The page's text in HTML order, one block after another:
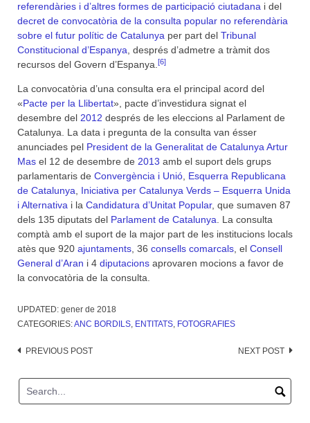
referendàries i d’altres formes de participació ciutadana i del
decret de convocatòria de la consulta popular no referendària
sobre el futur polític de Catalunya per part del Tribunal
Constitucional d’Espanya , després d’admetre a tràmit dos
recursos del Govern d’Espanya. [6]
La convocatòria d’una consulta era el principal acord del
«Pacte per la Llibertat», pacte d’investidura signat el
desembre del 2012 després de les eleccions al Parlament de
Catalunya. La data i pregunta de la consulta van ésser
anunciades pel President de la Generalitat de Catalunya Artur
Mas el 12 de desembre de 2013 amb el suport dels grups
parlamentaris de Convergència i Unió Esquerra Republicana
de Catalunya
Iniciativa per Catalunya Verds – Esquerra Unida
i Alternativa i la Candidatura d’Unitat Popular, que sumaven 87
dels 135 diputats del Parlament de Catalunya . La consulta
comptà amb el suport de la major part de les institucions locals
atès que 920 ajuntaments , 36 consells comarcals , el Consell
General d’Aran i 4 diputacions aprovaren mocions a favor de
la convocatòria de la consulta.
UPDATED: gener de 2018
CATEGORIES:ANC BORDILS, ENTITATS, FOTOGRAFIES
Post
PREVIOUS POST NEXT POST